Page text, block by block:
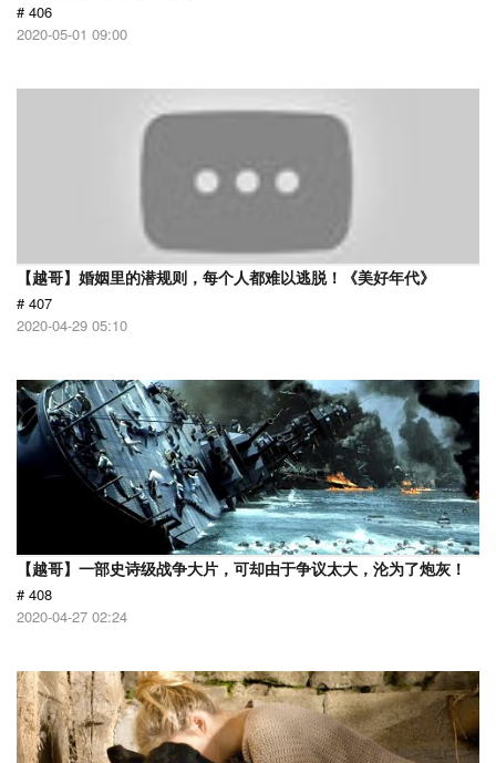
# 406
2020-05-01 09:00
【越哥】婚姻里的潜规则，每个人都难以逃脱！《美好年代》
# 407
2020-04-29 05:10
【越哥】一部史诗级战争大片，可却由于争议太大，沦为了炮灰！
# 408
2020-04-27 02:24